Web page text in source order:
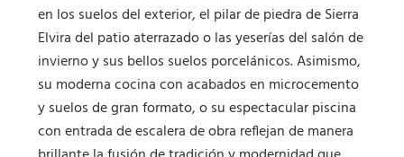
en los suelos del exterior, el pilar de piedra de Sierra
Elvira del patio aterrazado o las yeserías del salón de
invierno y sus bellos suelos porcelánicos. Asimismo,
su moderna cocina con acabados en microcemento
y suelos de gran formato, o su espectacular piscina
con entrada de escalera de obra reflejan de manera